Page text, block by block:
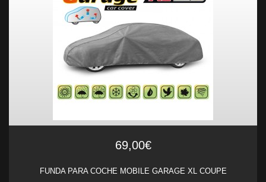
69,00€
FUNDA PARA COCHE MOBILE GARAGE XL COUPE